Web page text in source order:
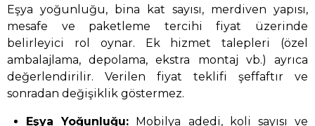
Eşya yoğunluğu, bina kat sayısı, merdiven yapısı,
mesafe ve paketleme tercihi fiyat üzerinde
belirleyici rol oynar. Ek hizmet talepleri (özel
ambalajlama, depolama, ekstra montaj vb.) ayrıca
değerlendirilir. Verilen fiyat teklifi şeffaftır ve
sonradan değişiklik göstermez.
Eşya Yoğunluğu: Mobilya adedi, koli sayısı ve